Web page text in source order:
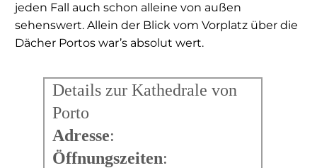
jeden Fall auch schon alleine von außen
sehenswert. Allein der Blick vom Vorplatz über die
Dächer Portos war’s absolut wert.
Details zur Kathedrale von
Porto
Adresse:
Öffnungszeiten: